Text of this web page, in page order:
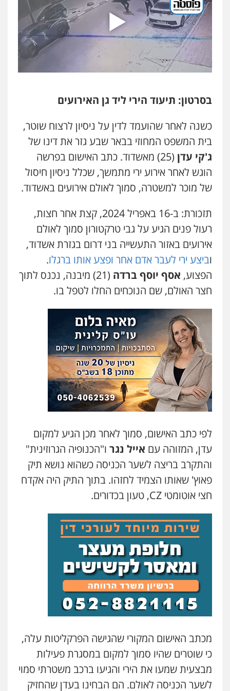
פלילי פשיעה חמורה מעצרים וחקירות
קטינים
0538788878
עו"ד אסף דוק
פלילי עבירות מין סמים והימורים
משפט פלילי פשיעה חמורה מעצרים
0544218336
משרד עורכי דין חן ברוך
פלילי דיני תעבורה מעצרים וחקירות
עו"ד קארין לגטיוי
פלילי פשיעה חמורה מעצרים וחקירות
0507446995
משרד עורכי דין טאי שרקי
פלילי אסירים תעבורה מרב"ד
0547556464
עו"ד אילן אלימלך
פלילי פשיעה חמורה תעבורה אסירים
0522992110
עו"ד שאדי נאטור
0509230800
גיל דביר – משרד עורכי דין
פלילי פשיעה כלכלית צווארון לבן
0506217771
סלימאן אבו שעירה – משרד עורכי דין
0547780927
עו"ד אסף גונן
פלילי פשע חמור תעבורה צבא
וחקירות
0542255161
גל דהן – משרד עורך דין פלילי
פלילי פשיעה חמורה סמים מעצרים
0544723840
בסרטון: תיעוד הירי ליד גן האירועים
כשנה לאחר שהועמד לדין על ניסיון לרצוח שוטר,
בית המשפט המחוזי בבאר שבע גזר את דינו של
ג'קי עדן
(25) מאשדוד. כתב האישום בפרשה
הוגש לאחר אירוע ירי מתמשך, שכלל ניסיון חיסול
של מוכר למשטרה, סמוך לאולם אירועים באשדוד.
תזכורת: ב-16 באפריל 2024, קצת אחר חצות,
רעול פנים הגיע על גבי טרקטורון סמוך לאולם
אירועים באזור התעשייה בני דרום בגזרת אשדוד,
וביצע ירי לעבר אדם אחר ופצע אותו ברגלו.
הפצוע, אסף יוסף ברדה
(21) מיבנה, נכנס לתוך
חצר האולם, שם הנוכחים החלו לטפל בו.
לפי כתב האישום, סמוך לאחר מכן הגיע למקום
עדן, המזוהה עם אייל נגר ו"הכנופיה הגרוזינית"
והתקרב בריצה לשער הכניסה כשהוא נושא תיק
פאוץ' שאותו הצמיד לחזהו. בתוך התיק היה אקדח
חצי אוטומטי CZ, טעון בכדורים.
מכתב האישום המקורי שהגישה הפרקליטות עלה,
כי שוטרים שהיו סמוך למקום במסגרת פעילות
מבצעית שמעו את הירי והגיעו ברכב משטרתי סמוי
לשער הכניסה לאולם. הם הבחינו בעדן שהחזיק